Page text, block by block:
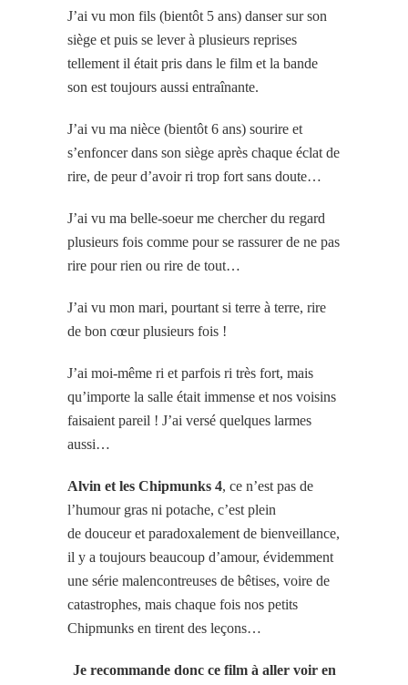
J’ai vu mon fils (bientôt 5 ans) danser sur son
siège et puis se lever à plusieurs reprises
tellement il était pris dans le film et la bande
son est toujours aussi entraînante.
J’ai vu ma nièce (bientôt 6 ans) sourire et
s’enfoncer dans son siège après chaque éclat de
rire, de peur d’avoir ri trop fort sans doute…
J’ai vu ma belle-soeur me chercher du regard
plusieurs fois comme pour se rassurer de ne pas
rire pour rien ou rire de tout…
J’ai vu mon mari, pourtant si terre à terre, rire
de bon cœur plusieurs fois !
J’ai moi-même ri et parfois ri très fort, mais
qu’importe la salle était immense et nos voisins
faisaient pareil ! J’ai versé quelques larmes
aussi…
Alvin et les Chipmunks 4, ce n’est pas de
l’humour gras ni potache, c’est plein
de douceur et paradoxalement de bienveillance,
il y a toujours beaucoup d’amour, évidemment
une série malencontreuses de bêtises, voire de
catastrophes, mais chaque fois nos petits
Chipmunks en tirent des leçons…
Je recommande donc ce film à aller voir en